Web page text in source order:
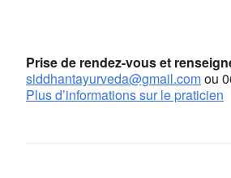
Prise de rendez-vous et
siddhantayurveda@gmail.comou
Plus d’informations sur le praticien